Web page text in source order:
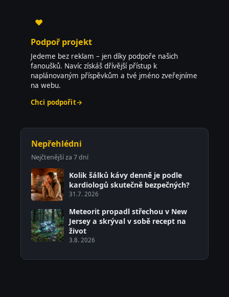
♥
Podpoř projekt
Jedeme bez reklam – jen díky podpoře našich
fanoušků. Navíc získáš dřívější přístup k
naplánovaným příspěvkům a tvé jméno zveřejníme
na webu.
Chci podpořit→
Nepřehlédni
Nejčtenější za 7 dní
Kolik šálků kávy denně je podle
kardiologů skutečně bezpečných?
31.7. 2026
Meteorit propadl střechou v New
Jersey a skrýval v sobě recept na
život
3.8. 2026